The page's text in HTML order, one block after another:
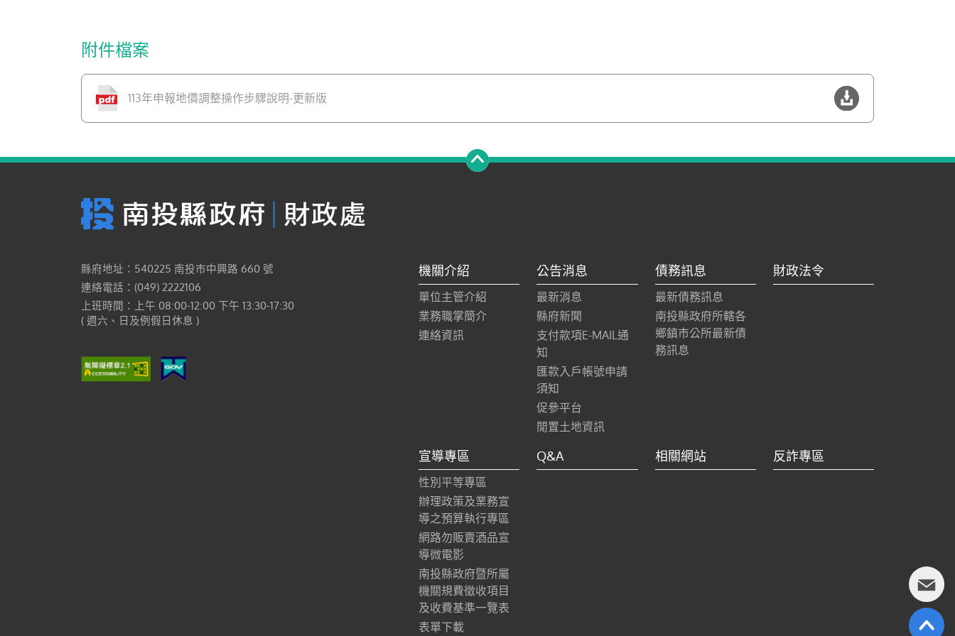
附件檔案
113年申報地價調整操作步驟說明-更新版
縣府地址：540225 南投市中興路 660 號
連絡電話：(049) 2222106
上班時間：上午 08:00-12:00 下午 13:30-17:30
( 週六、日及例假日休息 )
機關介紹
單位主管介紹
業務職掌簡介
連絡資訊
公告消息
最新消息
縣府新聞
支付款項E-MAIL通
知
匯款入戶帳號申請
須知
促參平台
閒置土地資訊
債務訊息
最新債務訊息
南投縣政府所轄各
鄉鎮市公所最新債
務訊息
財政法令
宣導專區
性別平等專區
辦理政策及業務宣
導之預算執行專區
網路勿販賣酒品宣
導微電影
南投縣政府暨所屬
機關規費徵收項目
及收費基準一覽表
表單下載
Q&A 相關網站 反詐專區